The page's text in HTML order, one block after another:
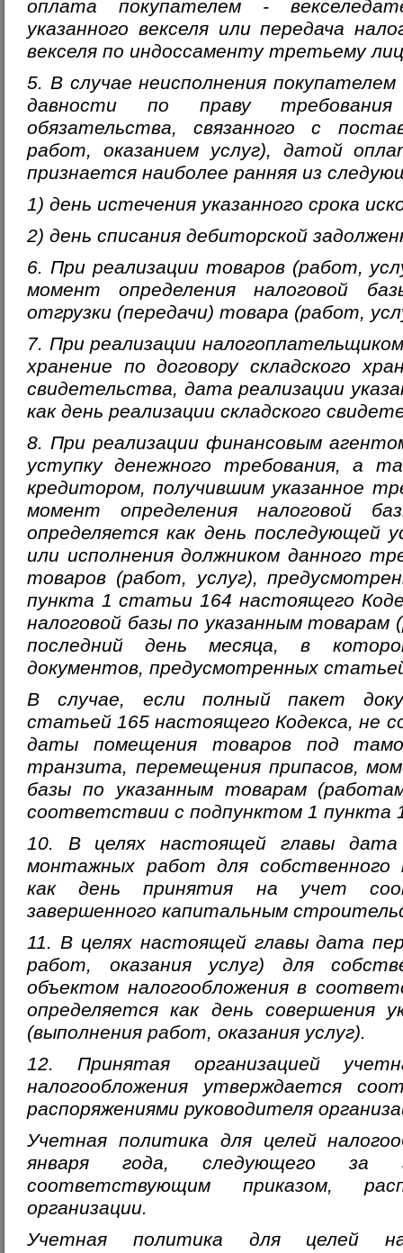
оплата покупателем -
указанного векселя или передача
векселя по индоссаменту третьему
5. В случае неисполнения
давности по праву требования
обязательства, связанного с
работ, оказанием услуг), датой
признается наиболее ранняя из
1) день истечения указанного срока
2) день списания дебиторской
6. При реализации товаров (работ,
момент определения налоговой
отгрузки (передачи) товара (работ,
7. При реализации
хранение по договору складского
свидетельства, дата реализации
как день реализации складского
8. При реализации финансовым
уступку денежного требования, а
кредитором, получившим указанное
момент определения налоговой
определяется как день последующей
или исполнения должником данного
товаров (работ, услуг),
пункта 1 статьи 164 настоящего
налоговой базы по указанным товарам
последний день месяца, в
документов, предусмотренных
В случае, если полный пакет
статьей 165 настоящего Кодекса, не
даты помещения товаров под
транзита, перемещения припасов,
базы по указанным товарам
соответствии с подпунктом 1
10. В целях настоящей главы дата
монтажных работ для собственного
как день принятия на учет
завершенного капитальным
11. В целях настоящей главы дата
работ, оказания услуг) для
объектом налогообложения в
определяется как день совершения
(выполнения работ, оказания услуг).
12.Принятая организацией
налогообложения утверждается
распоряжениями руководителя
Учетная политика для целей
января года, следующего за
соответствующим приказом,
организации.
Учетная политика для целей